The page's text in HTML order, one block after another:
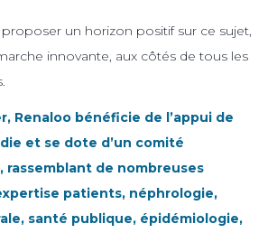
un horizon positif sur ce sujet,
innovante, aux côtés de tous les
Renaloo bénéficie de l’appui de
et se dote d’un comité
rassemblant de nombreuses
patients, néphrologie,
santé publique, épidémiologie,